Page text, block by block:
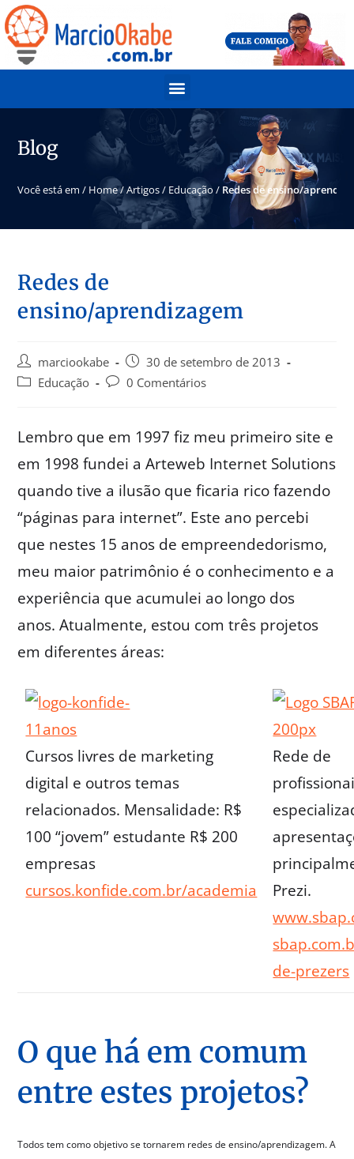
Blog
Você está em / Home/Artigos/ Educação / Redes de ensino/
Redes de
ensino/aprendizagem
marciookabe
30 de setembro de 2013
Educação
0 Comentários
Lembro que em 1997 fiz meu primeiro site e
em 1998 fundei a Arteweb Internet Solutions
quando tive a ilusão que ficaria rico fazendo
“páginas para internet”. Este ano percebi
que nestes 15 anos de empreendedorismo,
meu maior patrimônio é o conhecimento e a
experiência que acumulei ao longo dos
anos. Atualmente, estou com três projetos
em diferentes áreas:
Cursos livres de marketing
digital e outros temas
relacionados. Mensalidade: R$
100 “jovem” estudante R$ 200
empresas
cursos.konfide.com.br/academia
Rede de
Prezi.
de-prezers
O que há em comum
entre estes projetos?
Todos tem como objetivo se tornarem redes de ensino/aprendizagem. A